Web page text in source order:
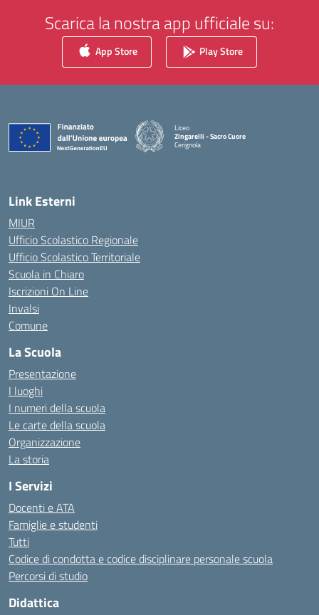
Scarica la nostra app ufficiale su:
App Store Play Store
Liceo
Zingarelli - Sacro Cuore
Cerignola
— Visita la pagina iniziale della scuola
Link Esterni
MIUR
Ufficio Scolastico Regionale
Ufficio Scolastico Territoriale
Scuola in Chiaro
Iscrizioni On Line
Invalsi
Comune
La Scuola
Presentazione
I luoghi
I numeri della scuola
Le carte della scuola
Organizzazione
La storia
I Servizi
Docenti e ATA
Famiglie e studenti
Tutti
Codice di condotta e codice disciplinare personale scuola
Percorsi di studio
Didattica